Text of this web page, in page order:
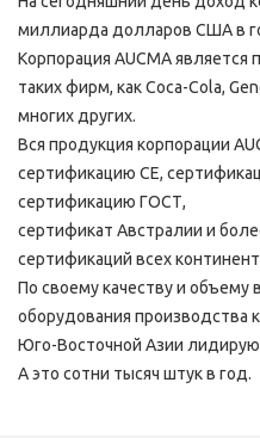
миллиарда долларов США в
Корпорация AUCMA
таких фирм, как Coca-Cola,
многих других.
Вся продукция корпорации
сертификацию CE,
сертификацию ГОСТ,
сертификат Австралии и
сертификаций всех
По своему качеству и объему
оборудования производства
Юго-Восточной Азии
А это сотни тысяч штук в год.